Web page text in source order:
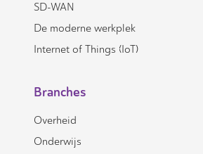
SD-WAN
De moderne werkplek
Internet of Things (IoT)
Branches
Overheid
Onderwijs